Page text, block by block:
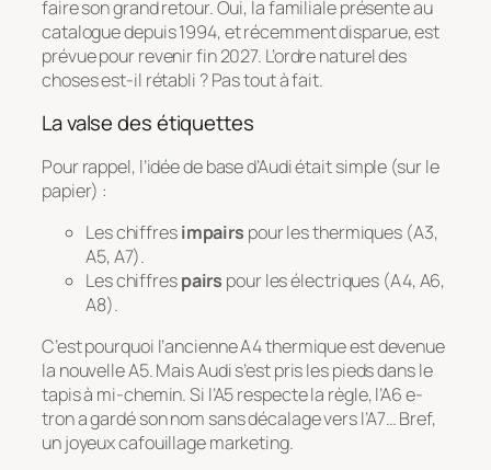
faire son grand retour. Oui, la familiale présente au
catalogue depuis 1994, et récemment disparue, est
prévue pour revenir fin 2027. L’ordre naturel des
choses est-il rétabli ? Pas tout à fait.
La valse des étiquettes
Pour rappel, l’idée de base d’Audi était simple (sur le
papier) :
Les chiffresimpairs pour les thermiques (A3,
A5, A7).
Les chiffrespairs pour les électriques (A4, A6,
A8).
C’est pourquoi l’ancienne A4 thermique est devenue
la nouvelle A5. Mais Audi s’est pris les pieds dans le
tapis à mi-chemin. Si l’A5 respecte la règle, l’A6 e-
tron a gardé son nom sans décalage vers l’A7… Bref,
un joyeux cafouillage marketing.